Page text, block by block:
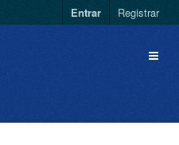
Entrar Registrar